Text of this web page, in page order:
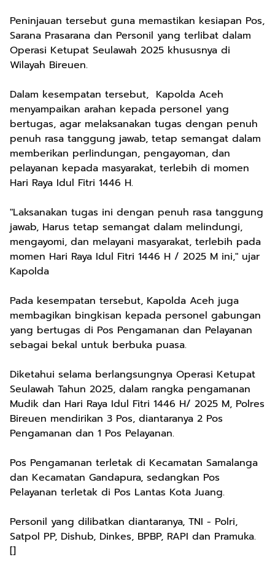
Peninjauan tersebut guna memastikan kesiapan Pos,
Sarana Prasarana dan Personil yang terlibat dalam
Operasi Ketupat Seulawah 2025 khususnya di
Wilayah Bireuen.
Dalam kesempatan tersebut, Kapolda Aceh
menyampaikan arahan kepada personel yang
bertugas, agar melaksanakan tugas dengan penuh
penuh rasa tanggung jawab, tetap semangat dalam
memberikan perlindungan, pengayoman, dan
pelayanan kepada masyarakat, terlebih di momen
Hari Raya Idul Fitri 1446 H.
"Laksanakan tugas ini dengan penuh rasa tanggung
jawab, Harus tetap semangat dalam melindungi,
mengayomi, dan melayani masyarakat, terlebih pada
momen Hari Raya Idul Fitri 1446 H / 2025 M ini," ujar
Kapolda
Pada kesempatan tersebut, Kapolda Aceh juga
membagikan bingkisan kepada personel gabungan
yang bertugas di Pos Pengamanan dan Pelayanan
sebagai bekal untuk berbuka puasa.
Diketahui selama berlangsungnya Operasi Ketupat
Seulawah Tahun 2025, dalam rangka pengamanan
Mudik dan Hari Raya Idul Fitri 1446 H/ 2025 M, Polres
Bireuen mendirikan 3 Pos, diantaranya 2 Pos
Pengamanan dan 1 Pos Pelayanan.
Pos Pengamanan terletak di Kecamatan Samalanga
dan Kecamatan Gandapura, sedangkan Pos
Pelayanan terletak di Pos Lantas Kota Juang.
Personil yang dilibatkan diantaranya, TNI - Polri,
Satpol PP, Dishub, Dinkes, BPBP, RAPI dan Pramuka.
[]